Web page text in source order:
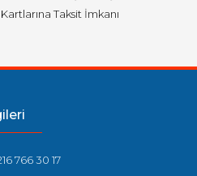
Taksit İmkanı
766 30 17